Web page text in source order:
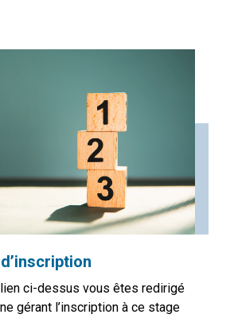
lien ci-dessus vous êtes redirigé
gérant l’inscription à ce stage